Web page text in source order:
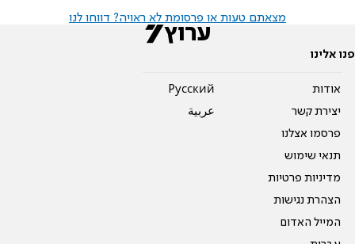
מצאתם טעות או פרסומת לא ראויה? דווחו לנו
פנו אלינו
אודות
יצירת קשר
פרסמו אצלנו
תנאי שימוש
מדיניות פרטיות
הצהרת נגישות
המייל האדום
Pусский
عربية